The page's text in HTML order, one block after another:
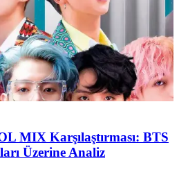
MIX Karşılaştırması: BTS
Üzerine Analiz